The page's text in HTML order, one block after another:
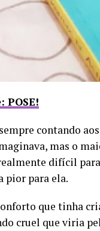
POSE!
contando
mas o
difícil
pior para ela.
que tinha
cruel que viria